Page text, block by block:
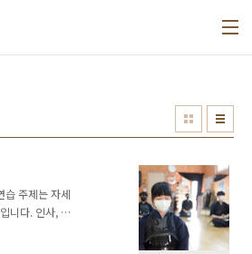
주제는 자세
니다. 인사, 말
교육의 필요